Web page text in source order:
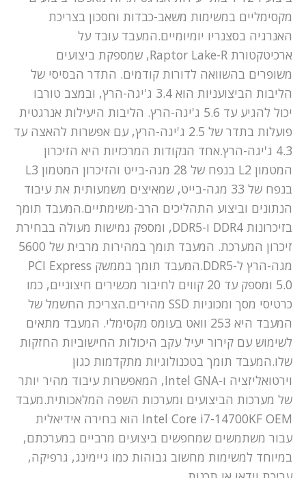
מקסימליים במשימות משאב-כבדות וחסכון בצריכת
האנרגיה בסצנריו יומיומיים.המעבד עובד על
ארכיטקטורת Raptor Lake-R, שמספקת ביצועים
משופרים בהשוואה לדורות קודמים. התדר הבסיסי של
הליבות הביצועניות הוא 3.4 ג'יגה-הרץ, ובמצב טורבו
יכול להגיע עד 5.6 ג'יגה-הרץ. הליבות היעילות אנרגטית
פועלות בתדר של 2.5 ג'יגה-הרץ, עם אפשרות להאצה עד
4.3 ג'יגה-הרץ.אחד הנקודות המרכזיות היא הזיכרון
המטמון L2 בנפח של 28 מגה-בייט והזיכרון המטמון L3
בנפח של 33 מגה-בייט, שמאיצים משמעותית את עיבוד
הנתונים וביצוע התהליכים הרב-משימתיים.המעבד תומך
בזיכרונות DDR4 ו-DDR5, ומספק גמישות מעולה בבחירת
זיכרון המערכת. המעבד תומך במהירות מרבית של 5600
מגה-הרץ ל-DDR5.המעבד תומך בממשק PCI Express
5.0 ומספק עד 20 קווים לחיבור מכשירים חיצוניים, כמו
כרטיסי מסך ומכוניות SSD מהירים.הצריכת החשמל של
המעבד היא 253 וואט בעומס מקסימלי. המעבד מתאים
לשימוש עם קירור יעיל עקב היכולות החישוביות החזקות
שלו.המעבד תומך בטכנולוגיות מתקדמות כגון
וירטואליזציה ו-Intel GNA, המאפשרות עיבוד מהיר יותר
של מערכות הביצועים ומערכות השפה המלאכותית.מעבד
Intel Core i7-14700KF OEM הוא בחירה אידיאלית
עבור משתמשים שמחפשים ביצועים מרביים במערכתם,
במיוחד למשימות מחשוב גבוהות כמו גיימינג, גרפיקה,